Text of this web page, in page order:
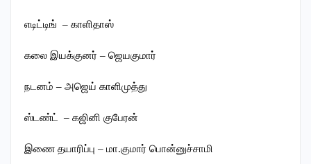
எடிட்டிங் – காளிதாஸ்
கலை இயக்குனர் – ஜெயகுமார்
நடனம் – அஜெய் காளிமுத்து
ஸ்டண்ட் – கஜினி குபேரன்
இணை தயாரிப்பு – மா.குமார் பொன்னுச்சாமி